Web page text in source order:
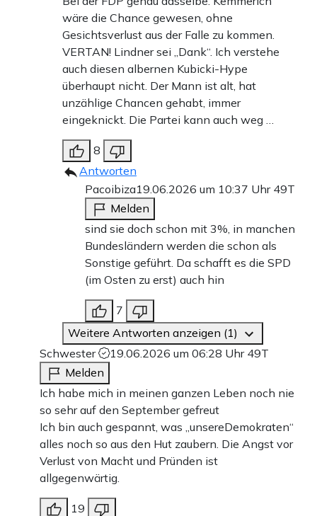
wäre die Chance gewesen, ohne
Gesichtsverlust aus der Falle zu kommen.
VERTAN! Lindner sei „Dank“. Ich verstehe
auch diesen albernen Kubicki-Hype
überhaupt nicht. Der Mann ist alt, hat
unzählige Chancen gehabt, immer
eingeknickt. Die Partei kann auch weg …
8
Antworten
Pacoibiza19.06.2026 um 10:37 Uhr 49T
Melden
sind sie doch schon mit 3%, in manchen
Bundesländern werden die schon als
Sonstige geführt. Da schafft es die SPD
(im Osten zu erst) auch hin
7
Weitere Antworten anzeigen (1)
Schwester
19.06.2026 um 06:28 Uhr 49T
Melden
Ich habe mich in meinen ganzen Leben noch nie
so sehr auf den September gefreut
Ich bin auch gespannt, was „unsereDemokraten“
alles noch so aus den Hut zaubern. Die Angst vor
Verlust von Macht und Pründen ist
allgegenwärtig.
19